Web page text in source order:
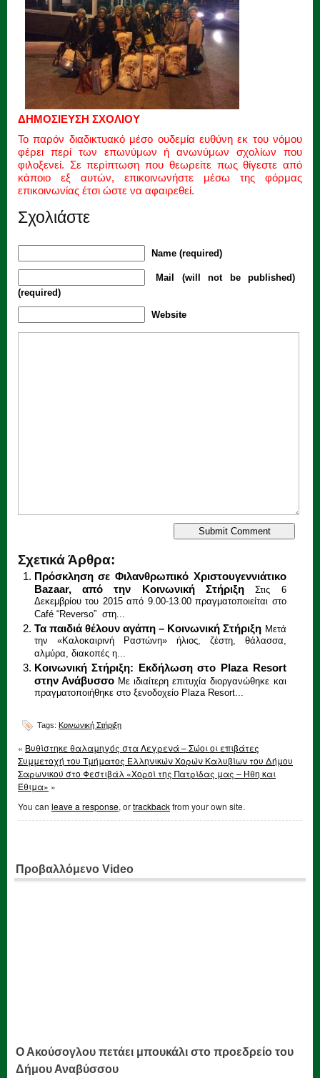
ΔΗΜΟΣΙΕΥΣΗ ΣΧΟΛΙΟΥ
Το παρόν διαδικτυακό μέσο ουδεμία ευθύνη εκ του νόμου
φέρει περί των επωνύμων ή ανωνύμων σχολίων που
φιλοξενεί. Σε περίπτωση που θεωρείτε πως θίγεστε από
κάποιο εξ αυτών, επικοινωνήστε μέσω της φόρμας
επικοινωνίας έτσι ώστε να αφαιρεθεί.
Σχολιάστε
Name (required)
Mail (will not be published)
(required)
Website
Σχετικά Άρθρα:
Πρόσκληση σε Φιλανθρωπικό Χριστουγεννιάτικο
Bazaar, από την Κοινωνική Στήριξη
Στις 6
Δεκεμβρίου του 2015 από 9.00-13.00 πραγματοποιείται στο
Café “Reverso” στη...
Τα παιδιά θέλουν αγάπη – Κοινωνική Στήριξη Μετά
την «Καλοκαιρινή Ραστώνη» ήλιος, ζέστη, θάλασσα,
αλμύρα, διακοπές η...
Κοινωνική Στήριξη: Εκδήλωση στο Plaza Resort
στην Ανάβυσσο Με ιδιαίτερη επιτυχία διοργανώθηκε και
πραγματοποιήθηκε στο ξενοδοχείο Plaza Resort...
Tags: Κοινωνική Στήριξη
« Βυθίστηκε θαλαμηγός στα Λεγρενά – Σώοι οι επιβάτες
Συμμετοχή του Τμήματος Ελληνικών Χορών Καλυβίων του Δήμου
Σαρωνικού στο Φεστιβάλ «Χοροί της Πατρίδας μας – Ήθη και
Έθιμα» »
You can leave a response, ortrackbackfrom your own site.
Προβαλλόμενο Video
Ο Ακούσογλου πετάει μπουκάλι στο προεδρείο του
Δήμου Αναβύσσου